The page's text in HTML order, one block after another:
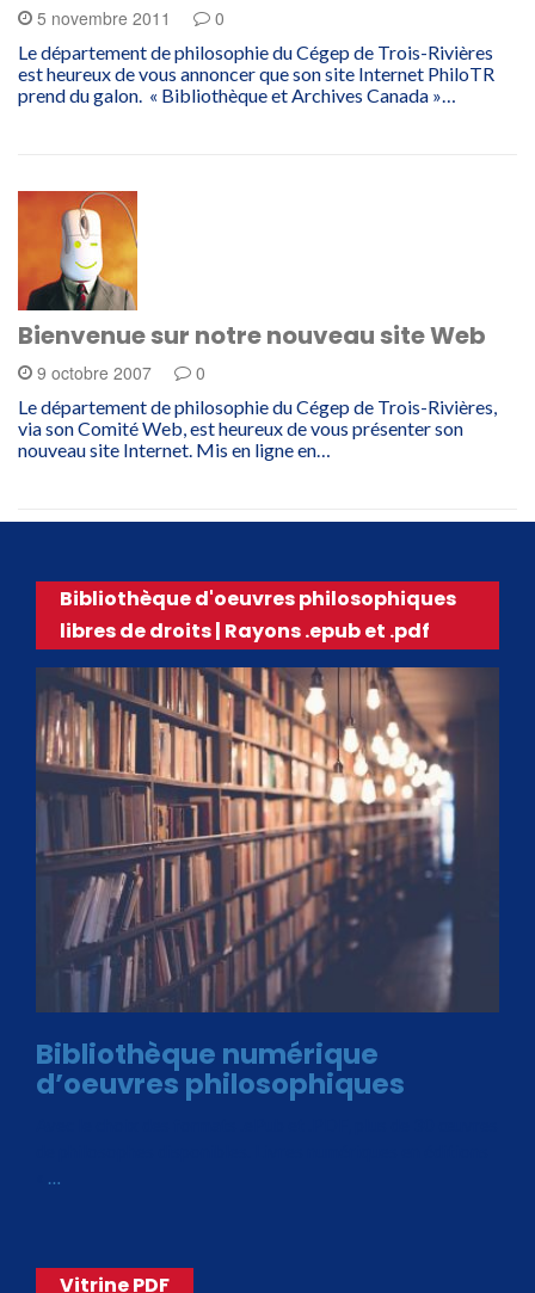
5 novembre 2011 0
Le département de philosophie du Cégep de Trois-Rivières
est heureux de vous annoncer que son site Internet PhiloTR
prend du galon. « Bibliothèque et Archives Canada »…
Bienvenue sur notre nouveau site Web
9 octobre 2007 0
Le département de philosophie du Cégep de Trois-Rivières,
via son Comité Web, est heureux de vous présenter son
nouveau site Internet. Mis en ligne en…
Bibliothèque d'oeuvres philosophiques
libres de droits | Rayons .epub et .pdf
Bibliothèque numérique
d’oeuvres philosophiques
…
Vitrine PDF